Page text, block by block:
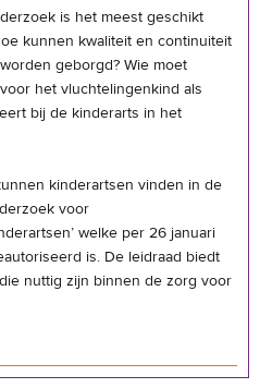
is het meest geschikt
kunnen kwaliteit en continuiteit
geborgd? Wie moet
het vluchtelingenkind als
bij de kinderarts in het
kinderartsen vinden in de
voor
welke per 26 januari
is. De leidraad biedt
nuttig zijn binnen de zorg voor